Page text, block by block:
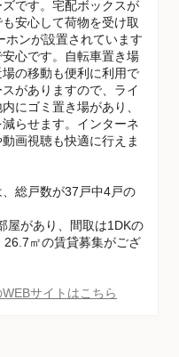
です。宅配ボックスが
安心して荷物を受け取
ホンが設置されています
心です。自転車置き場
の移動も便利に利用で
がありますので、ライ
にゴミ置き場があり、
らせます。インターネ
画視聴も快適に行えま
総戸数が37戸中4戸の
屋があり、間取は1DKの
㎡の賃貸募集がござ
サイトはこちら